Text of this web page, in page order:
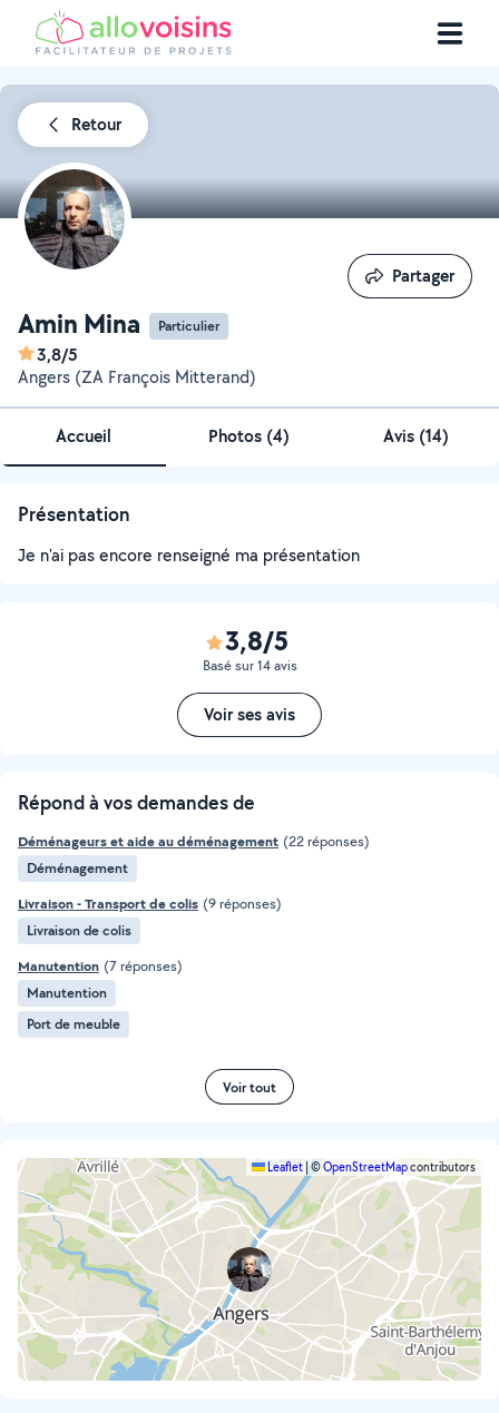
Retour
Amin Mina Particulier
3,8/5
Angers (ZA François Mitterand)
Partager
Partager
Accueil Photos (4) Avis (14)
Présentation
Je n'ai pas encore renseigné ma présentation
3,8/5
Basé sur 14 avis
Voir ses avis
Répond à vos demandes de
Déménageurs et aide au déménagement (22 réponses)
Déménagement
Livraison - Transport de colis (9 réponses)
Livraison de colis
Manutention (7 réponses)
Manutention
Port de meuble
Voir tout
Leaflet |©OpenStreetMapcontributors